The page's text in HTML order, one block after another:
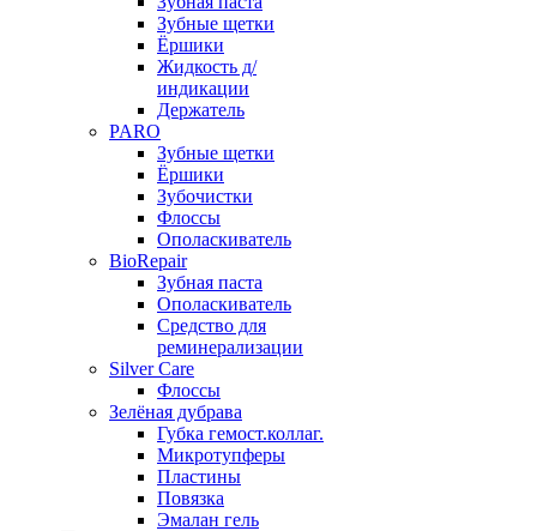
Зубные щетки
Ёршики
Жидкость д/
индикации
Держатель
PARO
Зубные щетки
Ёршики
Зубочистки
Флоссы
Ополаскиватель
BioRepair
Зубная паста
Ополаскиватель
Средство для
реминерализации
Silver Care
Флоссы
Зелёная дубрава
Губка гемост.коллаг.
Микротупферы
Пластины
Повязка
Эмалан гель